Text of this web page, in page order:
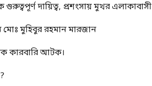
দায়িত্ব, প্রশংসায় মুখর এলাকাবাসী
মুহিবুর রহমান মারজান
কারবারি আটক।